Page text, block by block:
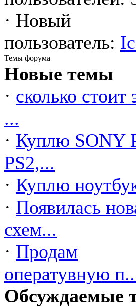
· Новый
пользователь:
Темы форума
Новые темы
· сколько стоит
...
· Куплю SONY
PS2,...
· Куплю
· Появилась
схем...
· Продам
оператувную
Обсуждаемые